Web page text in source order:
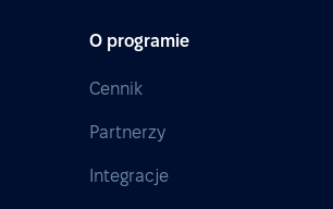
O programie
Cennik
Partnerzy
Integracje